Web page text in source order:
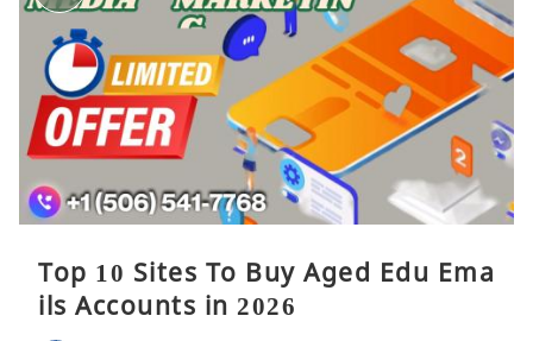
Top 10 Sites To Buy Aged Edu Ema
ils Accounts in 2026